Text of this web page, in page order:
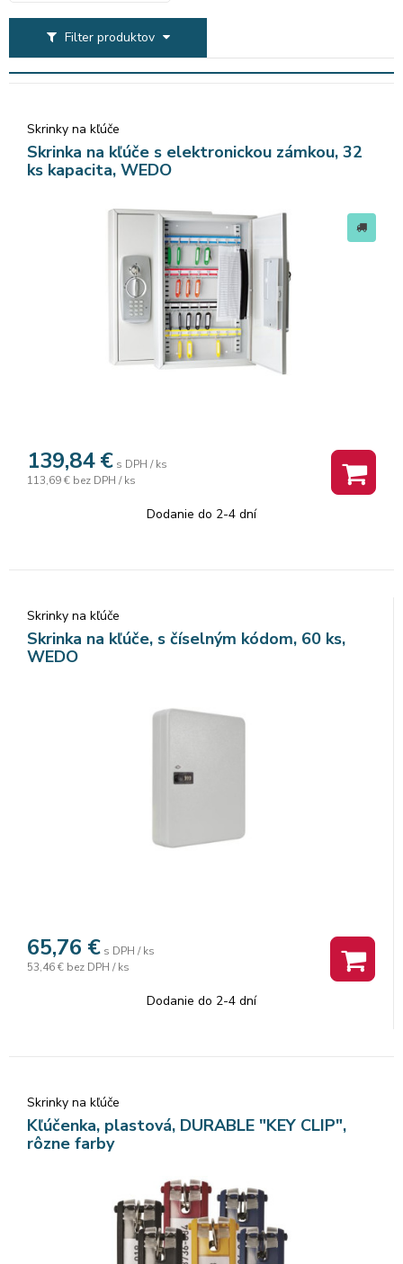
Filter produktov
Skrinky na kľúče
Skrinka na kľúče s elektronickou zámkou, 32
ks kapacita, WEDO
139,84 € s DPH / ks
113,69 € bez DPH / ks
Dodanie do 2-4 dní
Skrinky na kľúče
Skrinka na kľúče, s číselným kódom, 60 ks,
WEDO
65,76 € s DPH / ks
53,46 € bez DPH / ks
Dodanie do 2-4 dní
Skrinky na kľúče
Kľúčenka, plastová, DURABLE "KEY CLIP",
rôzne farby